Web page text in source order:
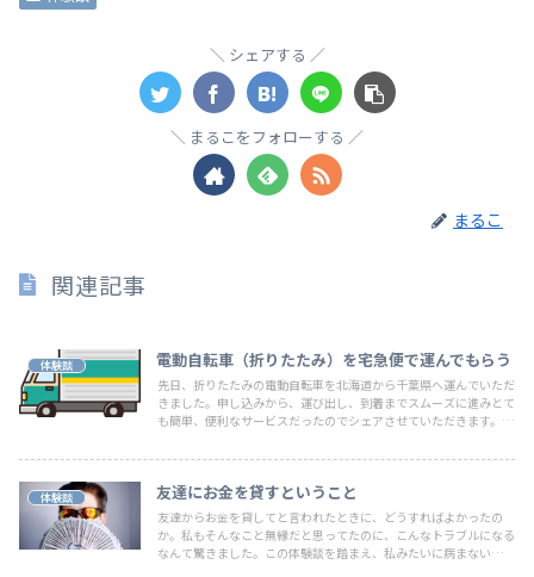
シェアする
まるこをフォローする
まるこ
関連記事
体験談 電動自転車（折りたたみ）を宅急便で運んでもらう
先日、折りたたみの電動自転車を北海道から千葉県へ運んでいただ
きました。申し込みから、運び出し、到着までスムーズに進みとて
も簡単、便利なサービスだったのでシェアさせていただきます。
車なのでバッテリーもあるし（さすがに空輸は無理よね？）、でか
が、ヤマト運輸の【家財宅急便】というサービスにネット申し込み
で簡単に手続きできました。（ネットでも電話でも申し込み方法は
いろいろありましたがやはりネットが一番便利でした）
体験談 友達にお金を貸すということ
友達からお金を貸してと言われたときに、どうすればよかったの
か。私もそんなこと無縁だと思ってたのに、こんなトラブルになる
なんて驚きました。この体験談を踏まえ、私みたいに病まないでほ